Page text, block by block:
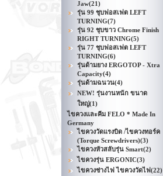
Jaw(21)
รุ่น 99 ชุบฟอสเฟต LEFT
TURNING(7)
รุ่น 92 ชุบขาว Chrome Finish
RIGHT TURNING(5)
รุ่น 77 ชุบฟอสเฟต LEFT
TURNING(6)
รุ่นด้ามยาง ERGOTOP - Xtra
Capacity(4)
รุ่นด้ามฉนวน(4)
NEW! รุ่นงานหนัก ขนาด
ใหญ่(1)
ไขควงและคีม FELO * Made In
Germany
ไขควงวัดแรงบิด /ไขควงทอร์ค
(Torque Screwdrivers)(3)
ไขควงหัวสลับรุ่น Smart(2)
ไขควงรุ่น ERGONIC(3)
ไขควงช่างไฟ ไขควงวัดไฟ(22)